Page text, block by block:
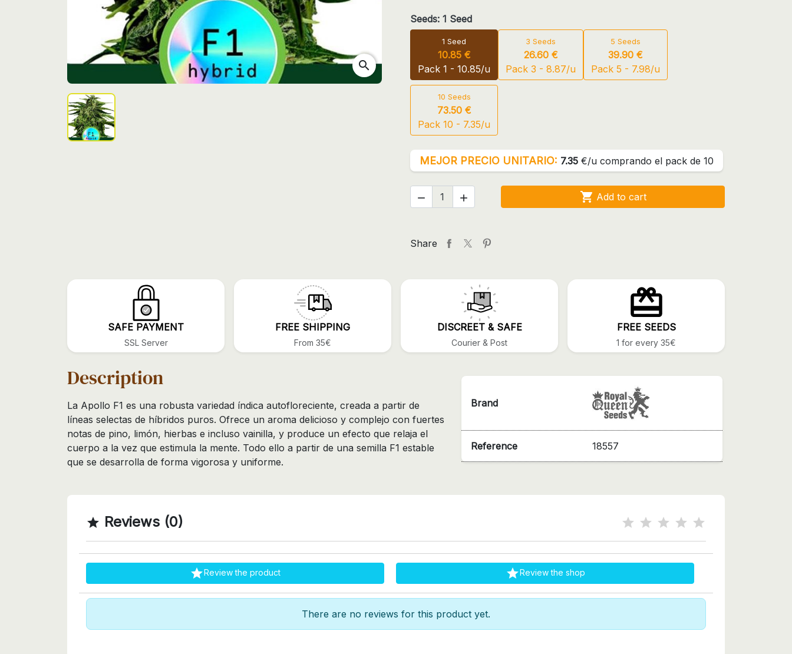
search
Seeds: 1 Seed
1 Seed
10.85 €
Pack 1 - 10.85/u
3 Seeds
26.60 €
Pack 3 - 8.87/u
5 Seeds
39.90 €
Pack 5 - 7.98/u
10 Seeds
73.50 €
Pack 10 - 7.35/u
MEJOR PRECIO UNITARIO: 7.35 €/u comprando el pack de 10
   Add to cart
Share
SAFE PAYMENT
SSL Server
FREE SHIPPING
From 35€
DISCREET & SAFE
Courier & Post
FREE SEEDS
1 for every 35€
Brand
Reference 18557
Description
La Apollo F1 es una robusta variedad índica autofloreciente, creada a partir de
líneas selectas de híbridos puros. Ofrece un aroma delicioso y complejo con fuertes
notas de pino, limón, hierbas e incluso vainilla, y produce un efecto que relaja el
cuerpo a la vez que estimula la mente. Todo ello a partir de una semilla F1 estable
que se desarrolla de forma vigorosa y uniforme.
 Reviews (0)
Review the product Review the shop
There are no reviews for this product yet.